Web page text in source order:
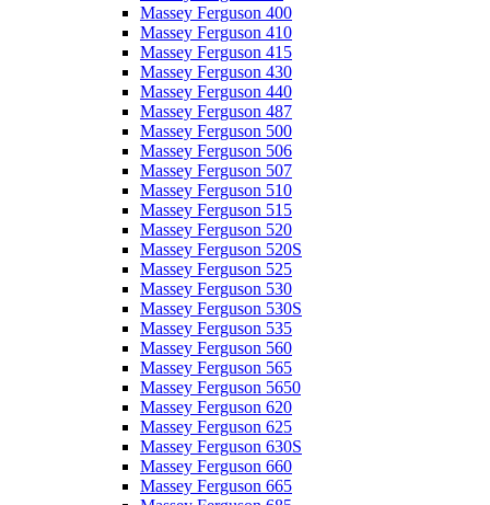
Massey Ferguson 400
Massey Ferguson 410
Massey Ferguson 415
Massey Ferguson 430
Massey Ferguson 440
Massey Ferguson 487
Massey Ferguson 500
Massey Ferguson 506
Massey Ferguson 507
Massey Ferguson 510
Massey Ferguson 515
Massey Ferguson 520
Massey Ferguson 520S
Massey Ferguson 525
Massey Ferguson 530
Massey Ferguson 530S
Massey Ferguson 535
Massey Ferguson 560
Massey Ferguson 565
Massey Ferguson 5650
Massey Ferguson 620
Massey Ferguson 625
Massey Ferguson 630S
Massey Ferguson 660
Massey Ferguson 665